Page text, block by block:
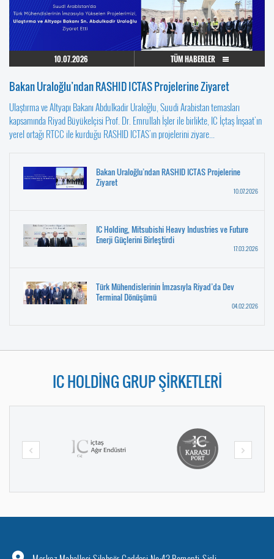
10.07.2026 TÜM HABERLER
Bakan Uraloğlu’ndan RASHID ICTAS Projelerine Ziyaret
Ulaştırma ve Altyapı Bakanı Abdulkadir Uraloğlu, Suudi Arabistan temasları
kapsamında Riyad Büyükelçisi Prof. Dr. Emrullah İşler ile birlikte, IC İçtaş İnşaat'ın
yerel ortağı RTCC ile kurduğu RASHID ICTAS'ın projelerini ziyare...
Bakan Uraloğlu’ndan RASHID ICTAS Projelerine
Ziyaret
10.07.2026
IC Holding, Mitsubishi Heavy Industries ve Future
Enerji Güçlerini Birleştirdi
17.03.2026
Türk Mühendislerinin İmzasıyla Riyad’da Dev
Terminal Dönüşümü
04.02.2026
IC HOLDİNG GRUP ŞİRKETLERİ